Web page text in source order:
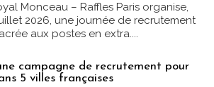
Monceau – Raffles Paris organise,
2026, une journée de recrutement
aux postes en extra....
campagne de recrutement pour
5 villes françaises